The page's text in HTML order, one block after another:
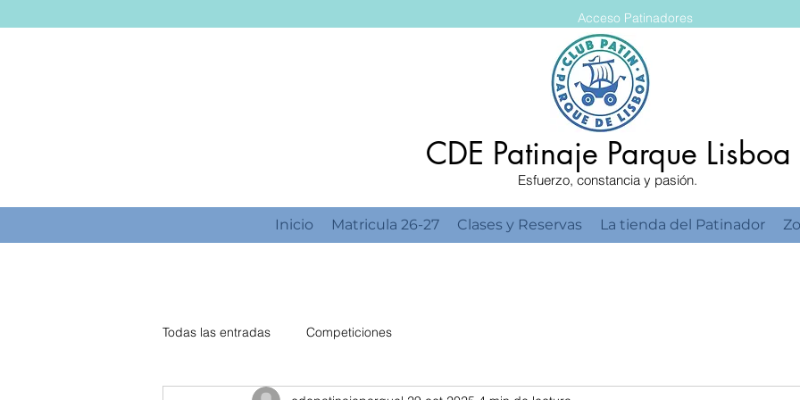
CDE Patinaje Parque Lisboa
Esfuerzo, constancia y pasión.
Acceso Patinadores
Inicio Matricula 26-27 Clases y Reservas La tienda del Patinador
Todas las entradas Competiciones